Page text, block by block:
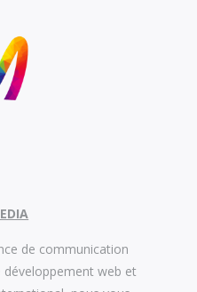
de communication
web et